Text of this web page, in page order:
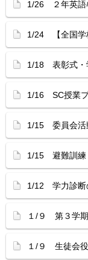
1/26 ２年英語ﾊ
1/24 【全国学
1/18 表彰式・
1/16 SC授業
1/15 委員会活
1/15 避難訓練
1/12 学力診断
１/９ 第３学
１/９ 生徒会